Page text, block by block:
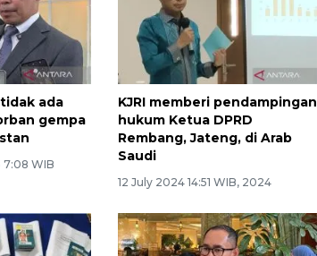
ada
gempa
7:08 WIB
KJRI memberi pendampingan
hukum Ketua DPRD
Rembang, Jateng, di Arab
Saudi
12 July 2024 14:51 WIB, 2024
03 August 2026 13:03 WIB